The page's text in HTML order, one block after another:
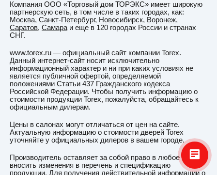
Компания ООО «Торговый дом ТОРЭКС» имеет широкую
партнерскую сеть, в том числе в таких городах, как:
Москва, Санкт-Петербург, Новосибирск, Воронеж,
Саратов, Самара и еще в 120 городах России и странах
СНГ.
www.torex.ru — официальный сайт компании Torex.
Данный интернет-сайт носит исключительно
информационный характер и ни при каких условиях не
является публичной офертой, определяемой
положениями Статьи 437 Гражданского кодекса
Российской Федерации. Чтобы получить информацию о
стоимости продукции Torex, пожалуйста, обращайтесь к
официальным дилерам.
Цены в салонах могут отличаться от цен на сайте.
Актуальную информацию о стоимости дверей Torex
уточняйте у официальных дилеров в вашем городе.
Производитель оставляет за собой право в любое время
вносить изменения в перечень и спецификацию
продукции. Для получения действительной информации о